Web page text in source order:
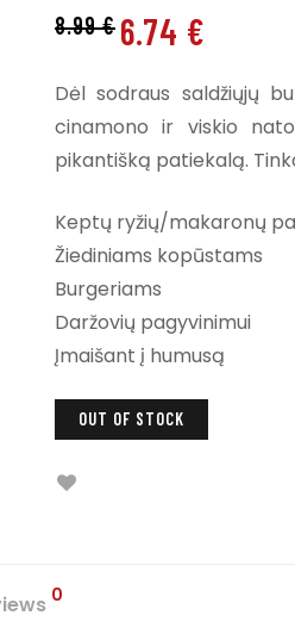
8.99€ 6.74 €
Dėl sodraus saldžiųjų
cinamono ir viskio
pikantišką patiekalą.
Keptų ryžių/makaronų
Žiediniams kopūstams
Burgeriams
Daržovių pagyvinimui
Įmaišant į humusą
OUT OF STOCK
0